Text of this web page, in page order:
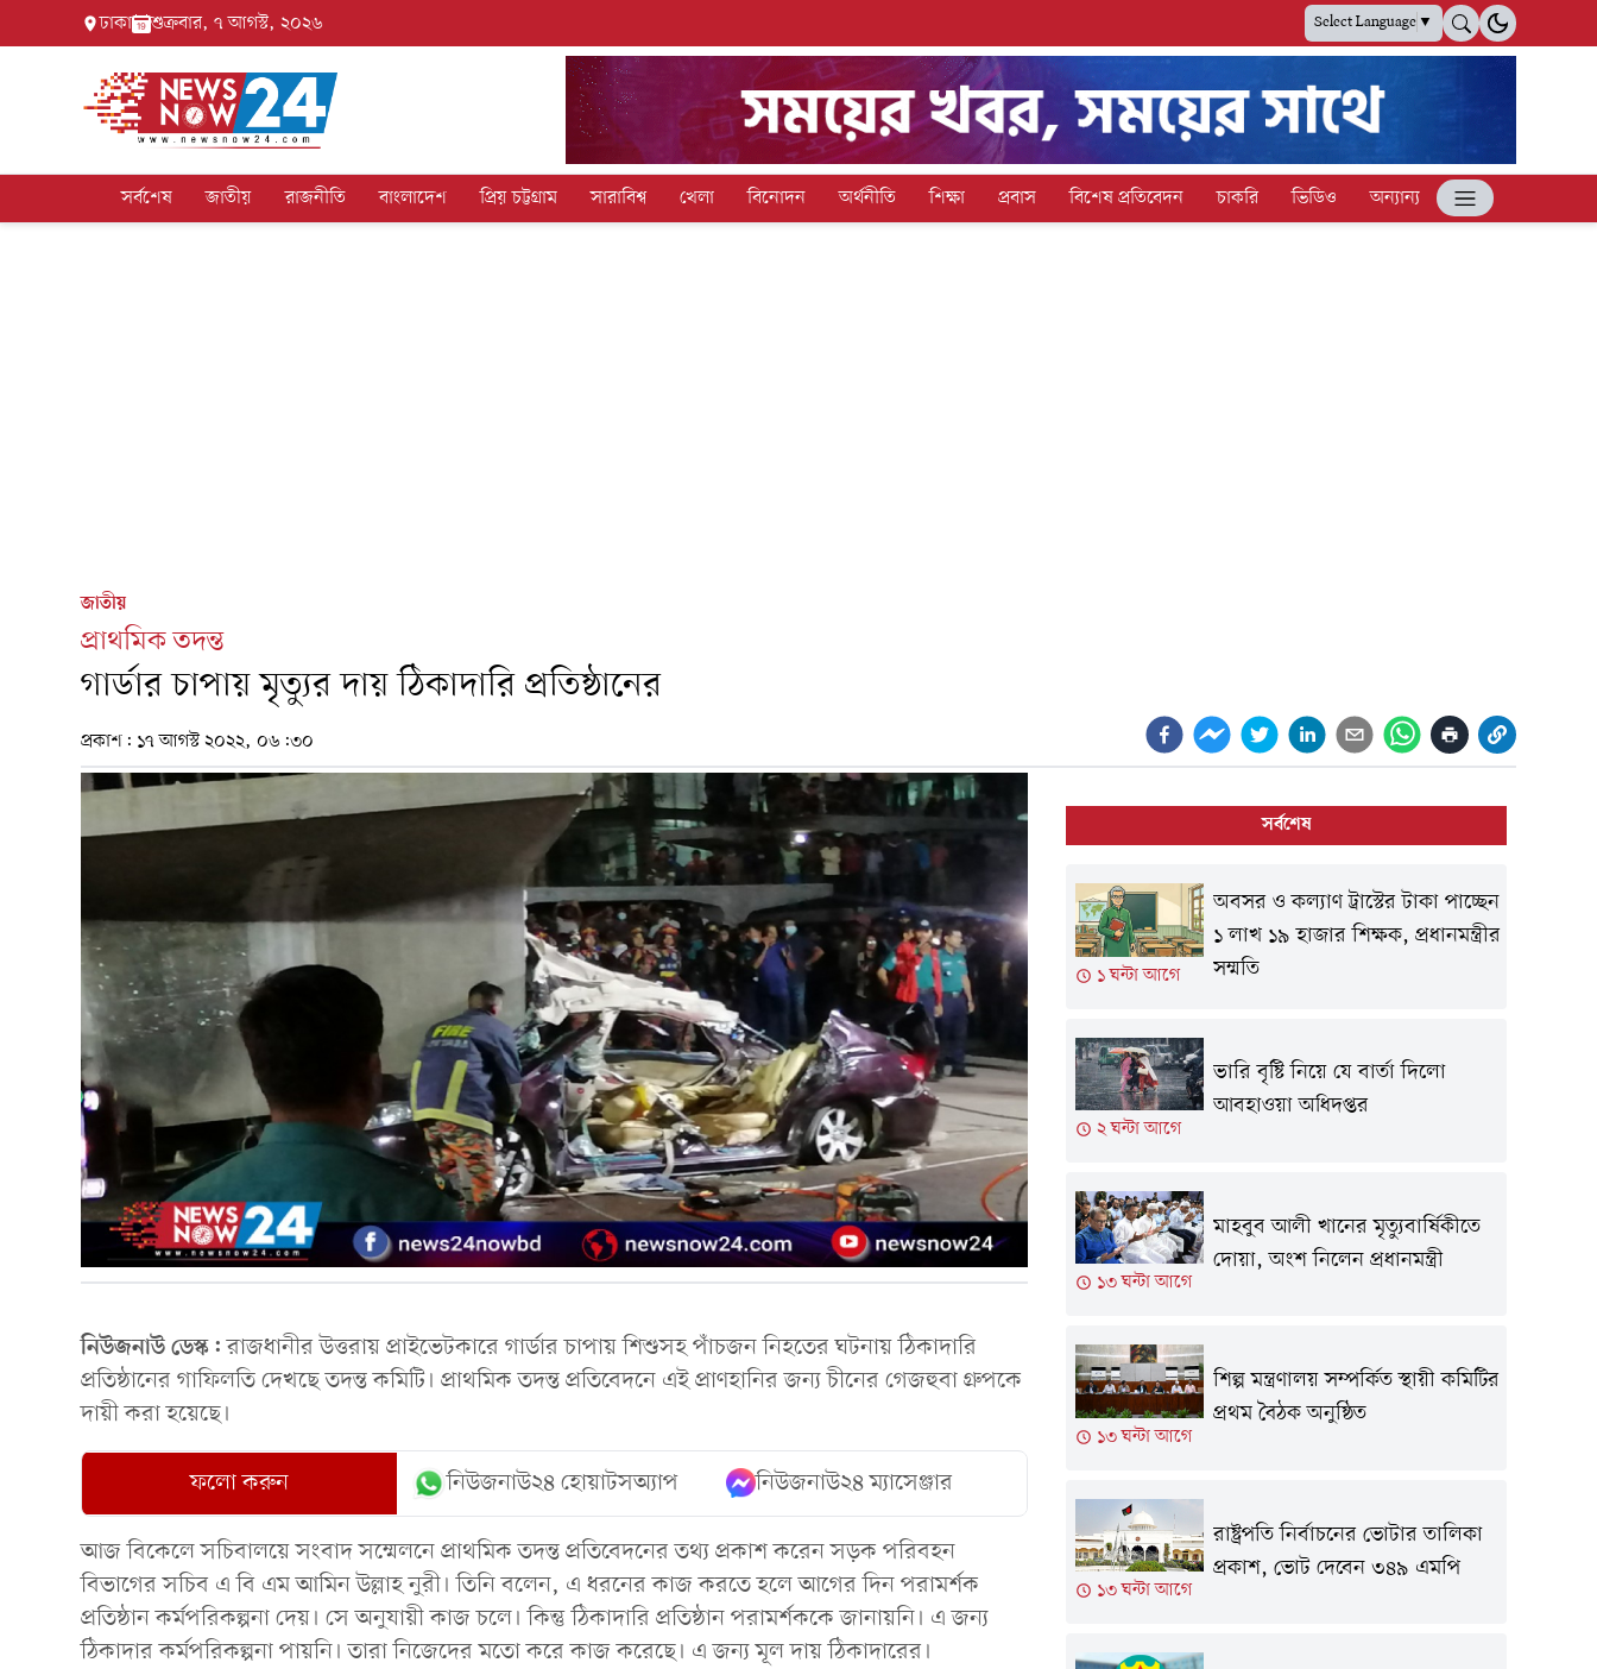
ঢাকা শুক্রবার, ৭ আগস্ট, ২০২৬ Select Language▼
সর্বশেষ জাতীয় রাজনীতি বাংলাদেশ প্রিয় চট্টগ্রাম সারাবিশ্ব খেলা বিনোদন অর্থনীতি শিক্ষা প্রবাস বিশেষ প্রতিবেদন চাকরি ভিডিও অন্যান্য
জাতীয়
প্রাথমিক তদন্ত
গার্ডার চাপায় মৃত্যুর দায় ঠিকাদারি প্রতিষ্ঠানের
প্রকাশ: ১৭ আগস্ট ২০২২, ০৬:৩০
নিউজনাউ ডেস্ক:রাজধানীর উত্তরায় প্রাইভেটকারে গার্ডার চাপায় শিশুসহ পাঁচজন নিহতের ঘটনায় ঠিকাদারি
প্রতিষ্ঠানের গাফিলতি দেখছে তদন্ত কমিটি। প্রাথমিক তদন্ত প্রতিবেদনে এই প্রাণহানির জন্য চীনের গেজহুবা গ্রুপকে
দায়ী করা হয়েছে।
ফলো করুন নিউজনাউ২৪ হোয়াটসঅ্যাপ নিউজনাউ২৪ ম্যাসেঞ্জার
আজ বিকেলে সচিবালয়ে সংবাদ সম্মেলনে প্রাথমিক তদন্ত প্রতিবেদনের তথ্য প্রকাশ করেন সড়ক পরিবহন
বিভাগের সচিব এ বি এম আমিন উল্লাহ নুরী। তিনি বলেন, এ ধরনের কাজ করতে হলে আগের দিন পরামর্শক
প্রতিষ্ঠান কর্মপরিকল্পনা দেয়। সে অনুযায়ী কাজ চলে। কিন্তু ঠিকাদারি প্রতিষ্ঠান পরামর্শককে জানায়নি। এ জন্য
ঠিকাদার কর্মপরিকল্পনা পায়নি। তারা নিজেদের মতো করে কাজ করেছে। এ জন্য মূল দায় ঠিকাদারের।
সর্বশেষ
১ ঘন্টা আগে
অবসর ও কল্যাণ ট্রাস্টের টাকা পাচ্ছেন
১ লাখ ১৯ হাজার শিক্ষক, প্রধানমন্ত্রীর
সম্মতি
২ ঘন্টা আগে
ভারি বৃষ্টি নিয়ে যে বার্তা দিলো
আবহাওয়া অধিদপ্তর
১৩ ঘন্টা আগে
মাহবুব আলী খানের মৃত্যুবার্ষিকীতে
দোয়া, অংশ নিলেন প্রধানমন্ত্রী
১৩ ঘন্টা আগে
শিল্প মন্ত্রণালয় সম্পর্কিত স্থায়ী কমিটির
প্রথম বৈঠক অনুষ্ঠিত
১৩ ঘন্টা আগে
রাষ্ট্রপতি নির্বাচনের ভোটার তালিকা
প্রকাশ, ভোট দেবেন ৩৪৯ এমপি